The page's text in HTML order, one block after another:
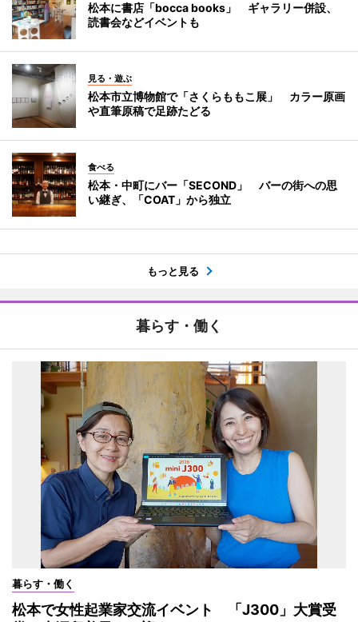
松本に書店「bocca books」 ギャラリー併設、
読書会などイベントも
見る・遊ぶ
松本市立博物館で「さくらももこ展」 カラー原画
や直筆原稿で足跡たどる
食べる
松本・中町にバー「SECOND」 バーの街への思
い継ぎ、「COAT」から独立
もっと見る
暮らす・働く
暮らす・働く
松本で女性起業家交流イベント 「J300」大賞受